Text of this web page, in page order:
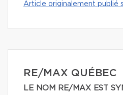
Article originalement publié
RE/MAX QUÉBEC
LE NOM RE/MAX EST